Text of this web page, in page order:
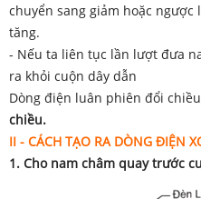
chuyển sang giảm hoặc
tăng.
- Nếu ta liên tục lần lượt đưa
ra khỏi cuộn dây dẫn
Dòng điện luân phiên đổi
chiều.
II - CÁCH TẠO RA DÒNG ĐIỆN
1. Cho nam châm quay trước